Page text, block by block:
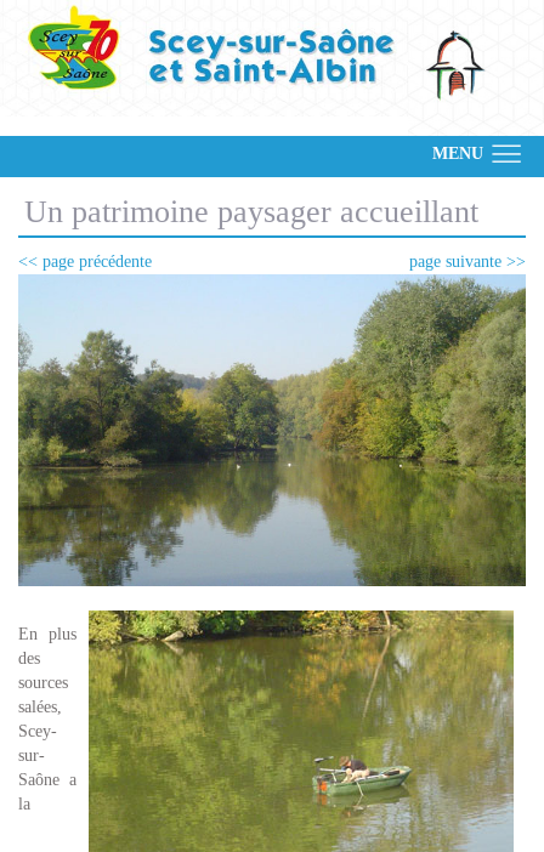
MENU
Un patrimoine paysager accueillant
<< page précédente page suivante >>
En plus
des
sources
salées,
Scey-
sur-
Saône a
la